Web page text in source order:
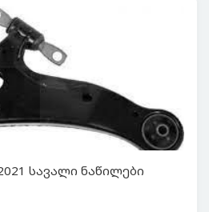
2021 სავალი ნაწილები